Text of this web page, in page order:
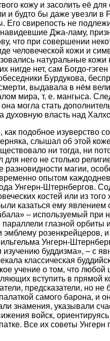
кожу и засолить её
и будто бы даже увезли в
Его свирепость не
Джа-ламу,
что при совершении
человеческой кожи и
натуральные
нигде нет, сам Богдо-
Бурдукова,
выдавала в нём
мира, т. е. мангыса.
могла стать
духовную власть над
подобное изуверство
слышал об этой
ни тогда, ни
него не столько
разновидности магии,
опытом
Унгерн-Штернбергов.
костей или из
казаться ему явлением
– используемый при
глазной орбиты
эмблему розенкрейцеров,
Унгерн-
буддизма», – с
классическая
учение о том, что
вступить в прямой
предсказатели, но не
самого барона, и
знамения, указывали
войск,
Все их советы Унгерн